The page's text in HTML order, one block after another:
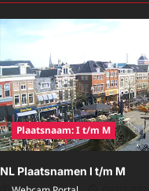
Plaatsnaam: I t/m M
NL Plaatsnamen I t/m M